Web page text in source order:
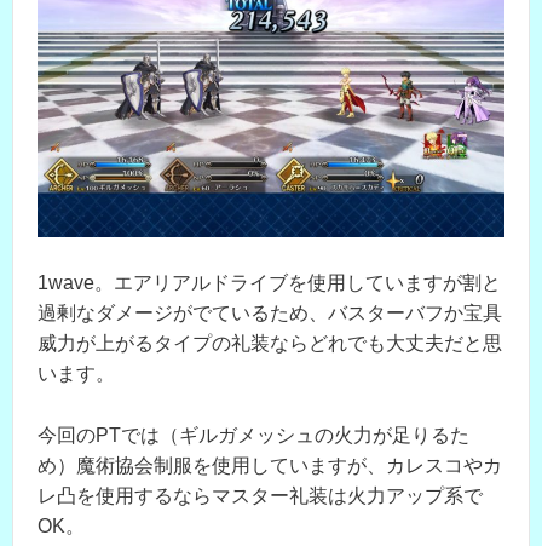
1wave。エアリアルドライブを使用していますが割と
過剰なダメージがでているため、バスターバフか宝具
威力が上がるタイプの礼装ならどれでも大丈夫だと思
います。
今回のPTでは（ギルガメッシュの火力が足りるた
め）魔術協会制服を使用していますが、カレスコやカ
レ凸を使用するならマスター礼装は火力アップ系で
OK。